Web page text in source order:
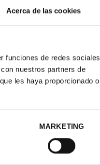
Acerca de las cookies
funciones de redes sociales
nuestros partners de
les haya proporcionado o
MARKETING
ALBACETE
73,00 €